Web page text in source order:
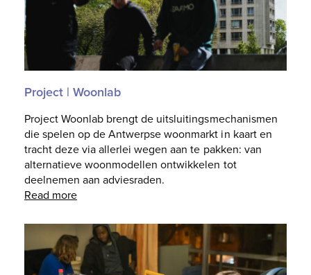
Project | Woonlab
Project Woonlab brengt de uitsluitingsmechanismen
die spelen op de Antwerpse woonmarkt in kaart en
tracht deze via allerlei wegen aan te pakken: van
alternatieve woonmodellen ontwikkelen tot
deelnemen aan adviesraden.
Read more